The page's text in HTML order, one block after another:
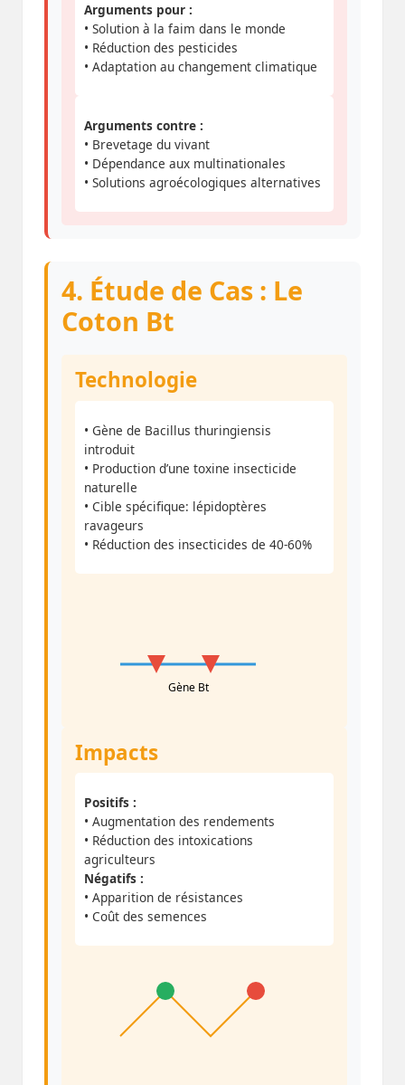
Arguments pour :
• Solution à la faim dans le monde
• Réduction des pesticides
• Adaptation au changement climatique
Arguments contre :
• Brevetage du vivant
• Dépendance aux multinationales
• Solutions agroécologiques alternatives
4. Étude de Cas : Le
Coton Bt
Technologie
• Gène de Bacillus thuringiensis
introduit
• Production d’une toxine insecticide
naturelle
• Cible spécifique: lépidoptères
ravageurs
• Réduction des insecticides de 40-60%
Gène Bt
Impacts
Positifs :
• Augmentation des rendements
• Réduction des intoxications
agriculteurs
Négatifs :
• Apparition de résistances
• Coût des semences